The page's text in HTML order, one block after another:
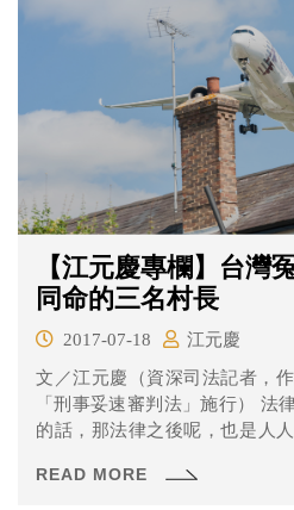
【江元慶專欄】台灣
同命的三名村長
2017-07-18
江元慶
文／江元慶（資深司法記者，
「刑事妥速審判法」施行） 法
的話，那法律之後呢，也是人
READ MORE